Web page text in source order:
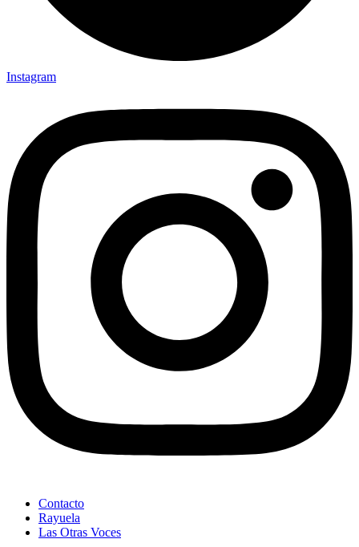
Instagram
Contacto
Rayuela
Las Otras Voces